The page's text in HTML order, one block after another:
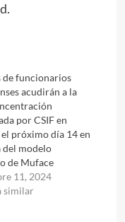
de funcionarios
acudirán a la
por CSIF en
próximo día 14 en
del modelo
de Muface
11, 2024
similar